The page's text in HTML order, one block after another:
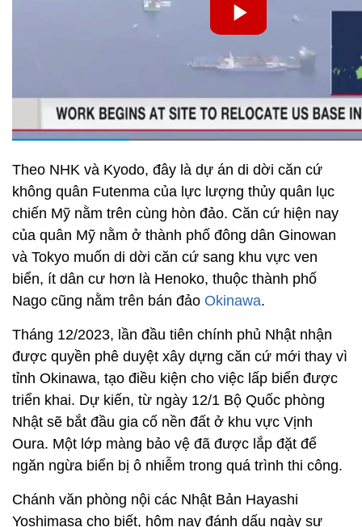
Theo NHK và Kyodo, đây là dự án di dời căn cứ
không quân Futenma của lực lượng thủy quân lục
chiến Mỹ nằm trên cùng hòn đảo. Căn cứ hiện nay
của quân Mỹ nằm ở thành phố đông dân Ginowan
và Tokyo muốn di dời căn cứ sang khu vực ven
biển, ít dân cư hơn là Henoko, thuộc thành phố
Nago cũng nằm trên bán đảo Okinawa.
Tháng 12/2023, lần đầu tiên chính phủ Nhật nhận
được quyền phê duyệt xây dựng căn cứ mới thay vì
tỉnh Okinawa, tạo điều kiện cho việc lấp biển được
triển khai. Dự kiến, từ ngày 12/1 Bộ Quốc phòng
Nhật sẽ bắt đầu gia cố nền đất ở khu vực Vịnh
Oura. Một lớp màng bảo vệ đã được lắp đặt để
ngăn ngừa biển bị ô nhiễm trong quá trình thi công.
Chánh văn phòng nội các Nhật Bản Hayashi
Yoshimasa cho biết, hôm nay đánh dấu ngày sự